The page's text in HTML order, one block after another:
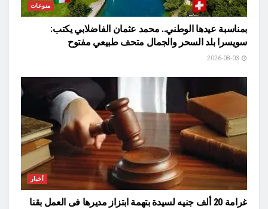
منوعات
بمناسبة عيدها الوطني.. محمد عثمان الفاضلابي يكتب:
سويسرا بلد السحر والجمال متحف طبيعي مفتوح
أخبار
غرامة 20 ألف جنيه لسيدة بتهمة ابتزاز مديرها فى العمل بقنا